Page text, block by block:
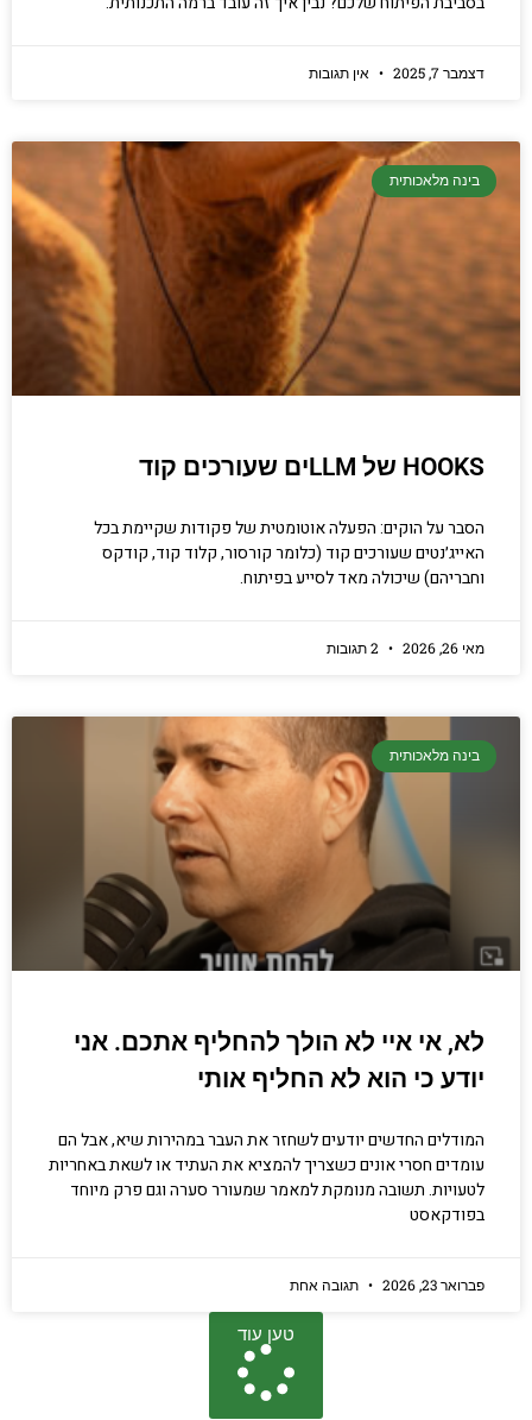
דצמבר 7, 2025 אין תגובות
בינה מלאכותית
HOOKS של LLMים שעורכים קוד
הסבר על הוקים: הפעלה אוטומטית של פקודות שקיימת בכל
האייג׳נטים שעורכים קוד (כלומר קורסור, קלוד קוד, קודקס
וחבריהם) שיכולה מאד לסייע בפיתוח.
מאי 26, 2026
בינה מלאכותית
לא, אי איי לא הולך להחליף אתכם. אני
יודע כי הוא לא החליף אותי
המודלים החדשים יודעים לשחזר את העבר במהירות שיא, אבל הם
עומדים חסרי אונים כשצריך להמציא את העתיד או לשאת באחריות
לטעויות. תשובה מנומקת למאמר שמעורר סערה וגם פרק מיוחד
בפודקאסט
פברואר 23, 2026 תגובה אחת
טען עוד